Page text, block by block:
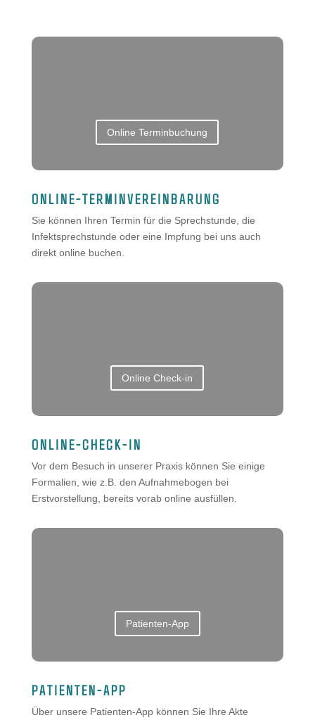
Online Terminbuchung
ONLINE-TERMINVEREINBARUNG
Sie können Ihren Termin für die Sprechstunde, die
Infektsprechstunde oder eine Impfung bei uns auch
direkt online buchen.
Online Check-in
ONLINE-CHECK-IN
Vor dem Besuch in unserer Praxis können Sie einige
Formalien, wie z.B. den Aufnahmebogen bei
Erstvorstellung, bereits vorab online ausfüllen.
Patienten-App
PATIENTEN-APP
Über unsere Patienten-App können Sie Ihre Akte